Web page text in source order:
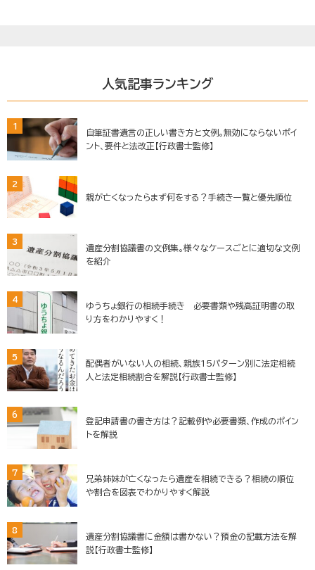
人気記事ランキング
1
自筆証書遺言の正しい書き方と文例。無効にならないポイ
ント、要件と法改正【行政書士監修】
2
親が亡くなったらまず何をする？手続き一覧と優先順位
3
遺産分割協議書の文例集。様々なケースごとに適切な文例
を紹介
4
ゆうちょ銀行の相続手続き 必要書類や残高証明書の取
り方をわかりやすく！
5
配偶者がいない人の相続、親族15パターン別に法定相続
人と法定相続割合を解説【行政書士監修】
6
登記申請書の書き方は？記載例や必要書類、作成のポイン
トを解説
7
兄弟姉妹が亡くなったら遺産を相続できる？相続の順位
や割合を図表でわかりやすく解説
8
遺産分割協議書に金額は書かない？預金の記載方法を解
説【行政書士監修】